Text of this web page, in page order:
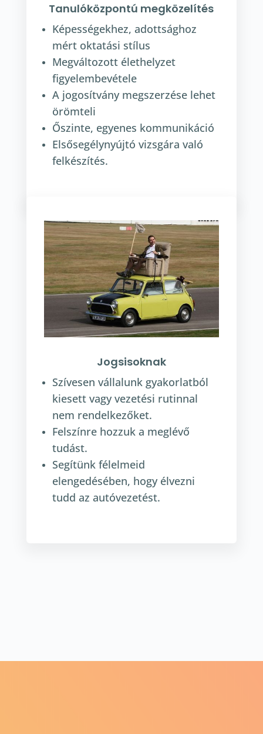
Tanulóközpontú megközelítés
Képességekhez, adottsághoz
mért oktatási stílus
Megváltozott élethelyzet
figyelembevétele
A jogosítvány megszerzése lehet
örömteli
Őszinte, egyenes kommunikáció
Elsősegélynyújtó vizsgára való
felkészítés.
Jogsisoknak
Szívesen vállalunk gyakorlatból
kiesett vagy vezetési rutinnal
nem rendelkezőket.
Felszínre hozzuk a meglévő
tudást.
Segítünk félelmeid
elengedésében, hogy élvezni
tudd az autóvezetést.